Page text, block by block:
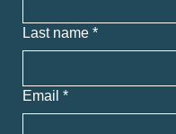
Last name *
Email *